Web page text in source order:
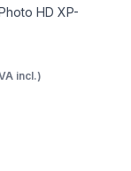
HD XP-
incl.)